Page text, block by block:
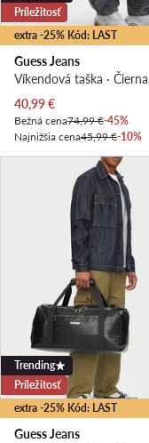
extra -25% Kód: LAST
Príležitosť
Guess Jeans
Víkendová taška · Čierna
Aktuálna cena
40,99€
Bežná cena74,99 €-45%
Najnižšia cena45,99 €-10%
extra -25% Kód: LAST
Trending
Príležitosť
Guess Jeans